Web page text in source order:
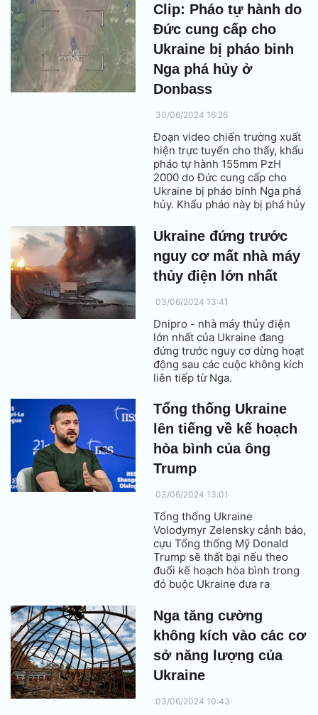
Clip: Pháo tự hành do
Đức cung cấp cho
Ukraine bị pháo binh
Nga phá hủy ở
Donbass
30/06/2024 16:26
Đoạn video chiến trường xuất
hiện trực tuyến cho thấy, khẩu
pháo tự hành 155mm PzH
2000 do Đức cung cấp cho
Ukraine bị pháo binh Nga phá
hủy. Khẩu pháo này bị phá hủy
khu vực Donbass. Khẩu pháo
đã bị thiết bị bay không người
lái (UAV) giám sát của Nga
phát hiện và theo dõi từ vị trí
bắn đến khu vực rừng rậm gần
đó.
Ukraine đứng trước
nguy cơ mất nhà máy
thủy điện lớn nhất
03/06/2024 13:41
Dnipro - nhà máy thủy điện
lớn nhất của Ukraine đang
đứng trước nguy cơ dừng hoạt
động sau các cuộc không kích
liên tiếp từ Nga.
Tổng thống Ukraine
lên tiếng về kế hoạch
hòa bình của ông
Trump
03/06/2024 13:01
Tổng thống Ukraine
Volodymyr Zelensky cảnh báo,
cựu Tổng thống Mỹ Donald
Trump sẽ thất bại nếu theo
đuổi kế hoạch hòa bình trong
đó buộc Ukraine đưa ra
Nga tăng cường
không kích vào các cơ
sở năng lượng của
Ukraine
03/06/2024 10:43